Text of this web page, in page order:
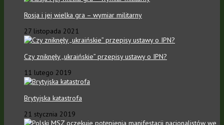
Rosja i jej wielka gra – wymiar militarny
27 listopada 2021
Czy zniknęły „ukraińskie” przepisy ustawy o IPN?
11 lutego 2019
Brytyjska katastrofa
21 stycznia 2019